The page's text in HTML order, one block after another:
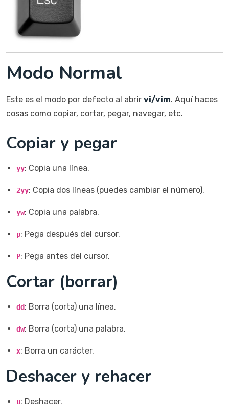
Modo Normal
Este es el modo por defecto al abrir vi/vim. Aquí haces
cosas como copiar, cortar, pegar, navegar, etc.
Copiar y pegar
yy: Copia una línea.
2yy: Copia dos líneas (puedes cambiar el número).
yw: Copia una palabra.
p: Pega después del cursor.
P: Pega antes del cursor.
Cortar (borrar)
dd: Borra (corta) una línea.
dw: Borra (corta) una palabra.
x: Borra un carácter.
Deshacer y rehacer
u: Deshacer.